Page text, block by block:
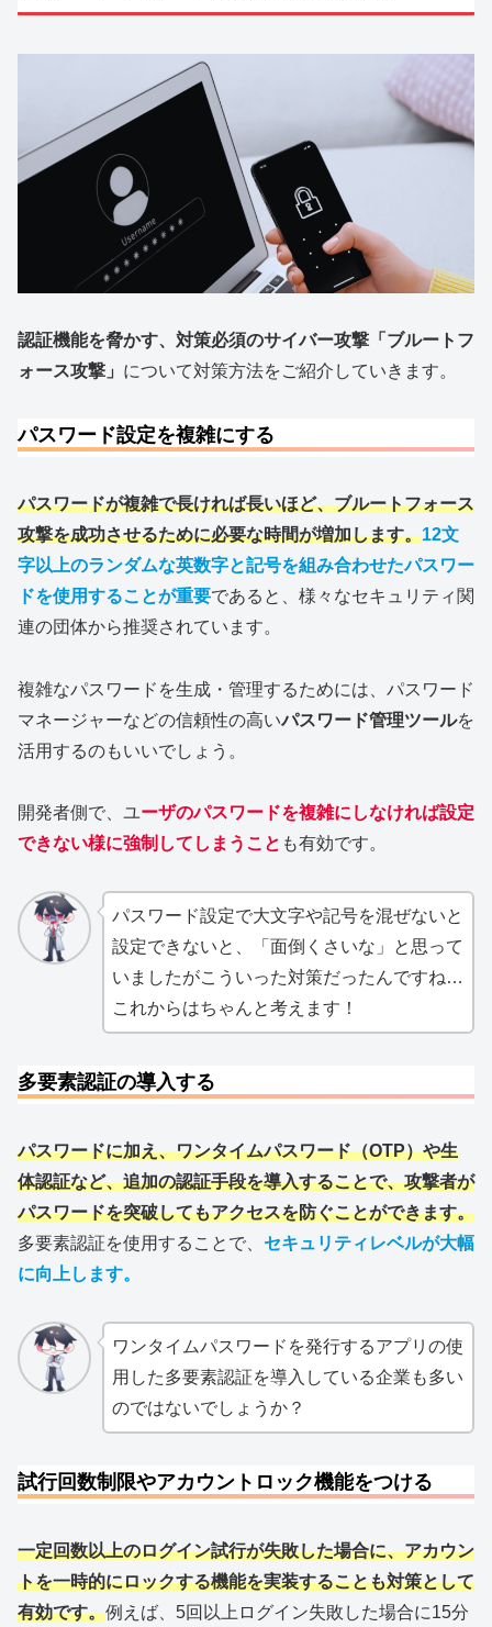
認証機能を脅かす、対策必須のサイバー攻撃「ブルートフ
ォース攻撃」 について対策方法をご紹介していきます。
パスワード設定を複雑にする
パスワードが複雑で長ければ長いほど、ブルートフォース
攻撃を成功させるために必要な時間が増加します。12文
字以上のランダムな英数字と記号を組み合わせたパスワー
ドを使用することが重要であると、様々なセキュリティ関
連の団体から推奨されています。
複雑なパスワードを生成・管理するためには、パスワード
マネージャーなどの信頼性の高いパスワード管理ツールを
活用するのもいいでしょう。
開発者側で、ユーザのパスワードを複雑にしなければ設定
できない様に強制してしまうこと も有効です。
パスワード設定で大文字や記号を混ぜないと
設定できないと、「面倒くさいな」と思って
いましたがこういった対策だったんですね…
これからはちゃんと考えます！
多要素認証の導入する
パスワードに加え、ワンタイムパスワード（OTP）や生
体認証など、追加の認証手段を導入することで、攻撃者が
パスワードを突破してもアクセスを防ぐことができます。
多要素認証を使用することで、 セキュリティレベルが大幅
に向上します。
ワンタイムパスワードを発行するアプリの使
用した多要素認証を導入している企業も多い
のではないでしょうか？
試行回数制限やアカウントロック機能をつける
一定回数以上のログイン試行が失敗した場合に、アカウン
トを一時的にロックする機能を実装することも対策として
有効です。例えば、5回以上ログイン失敗した場合に15分